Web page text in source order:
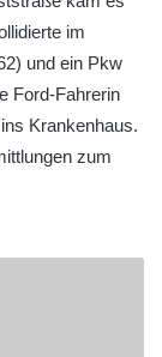
im
und ein Pkw
Ford-Fahrerin
Krankenhaus.
zum